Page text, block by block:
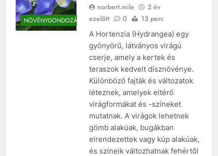
NÖVÉNYGONDOZÁS
norbert.mile
2 év
ezelőtt
0 13 perc
A Hortenzia (Hydrangea) egy
gyönyörű, látványos virágú
cserje, amely a kertek és
teraszok kedvelt dísznövénye.
Különböző fajták és változatok
léteznek, amelyek eltérő
virágformákat és -színeket
mutatnak. A virágok lehetnek
gömb alakúak, bugákban
elrendezettek vagy kúp alakúak,
és színeik változhatnak fehértől